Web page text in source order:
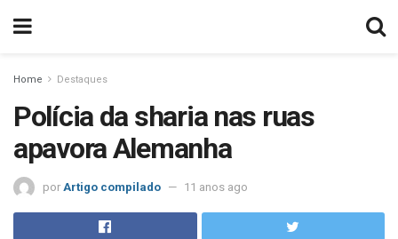
Home Destaques
Polícia da sharia nas ruas
apavora Alemanha
por Artigo compilado 11 anos ago